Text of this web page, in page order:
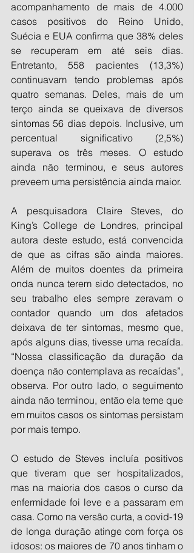
acompanhamento de mais de 4.000
casos positivos do Reino Unido,
Suécia e EUA confirma que 38% deles
se recuperam em até seis dias.
Entretanto, 558 pacientes (13,3%)
continuavam tendo problemas após
quatro semanas. Deles, mais de um
terço ainda se queixava de diversos
sintomas 56 dias depois. Inclusive, um
percentual significativo (2,5%)
superava os três meses. O estudo
ainda não terminou, e seus autores
preveem uma persistência ainda maior.
A pesquisadora Claire Steves, do
King’s College de Londres, principal
autora deste estudo, está convencida
de que as cifras são ainda maiores.
Além de muitos doentes da primeira
onda nunca terem sido detectados, no
seu trabalho eles sempre zeravam o
contador quando um dos afetados
deixava de ter sintomas, mesmo que,
após alguns dias, tivesse uma recaída.
“Nossa classificação da duração da
doença não contemplava as recaídas”,
observa. Por outro lado, o seguimento
ainda não terminou, então ela teme que
em muitos casos os sintomas persistam
por mais tempo.
O estudo de Steves incluía positivos
que tiveram que ser hospitalizados,
mas na maioria dos casos o curso da
enfermidade foi leve e a passaram em
casa. Como na versão curta, a covid-19
de longa duração atinge com força os
idosos: os maiores de 70 anos tinham o